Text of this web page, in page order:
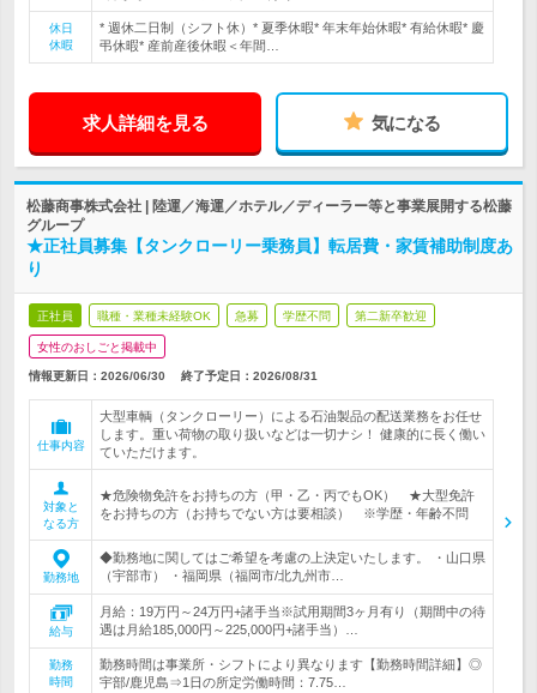
休日
休暇
* 週休二日制（シフト休）* 夏季休暇* 年末年始休暇* 有給休暇* 慶
弔休暇* 産前産後休暇＜年間…
求人詳細を見る 気になる
松藤商事株式会社 | 陸運／海運／ホテル／ディーラー等と事業展開する松藤
グループ
★正社員募集【タンクローリー乗務員】転居費・家賃補助制度あ
り
正社員 職種・業種未経験OK 急募 学歴不問 第二新卒歓迎
女性のおしごと掲載中
情報更新日：2026/06/30 終了予定日： 2026/08/31
仕事内容
大型車輌（タンクローリー）による石油製品の配送業務をお任せ
します。重い荷物の取り扱いなどは一切ナシ！ 健康的に長く働い
ていただけます。
対象と
なる方
★危険物免許をお持ちの方（甲・乙・丙でもOK） ★大型免許
をお持ちの方（お持ちでない方は要相談） ※学歴・年齢不問
勤務地
◆勤務地に関してはご希望を考慮の上決定いたします。 ・山口県
（宇部市） ・福岡県（福岡市/北九州市…
給与
月給：19万円～24万円+諸手当※試用期間3ヶ月有り（期間中の待
遇は月給185,000円～225,000円+諸手当）…
勤務
時間
勤務時間は事業所・シフトにより異なります【勤務時間詳細】◎
宇部/鹿児島⇒1日の所定労働時間：7.75…